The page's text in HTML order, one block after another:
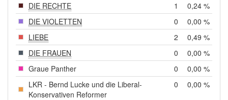
DIE RECHTE
1
0,24 %
DIE VIOLETTEN
0
0,00 %
LIEBE
2
0,49 %
DIE FRAUEN
0
0,00 %
Graue Panther
0
0,00 %
LKR - Bernd Lucke und die Liberal-
Konservativen Reformer
0 0,00 %